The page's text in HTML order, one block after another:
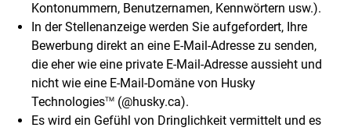
Kontonummern, Benutzernamen, Kennwörtern usw.).
In der Stellenanzeige werden Sie aufgefordert, Ihre
Bewerbung direkt an eine E-Mail-Adresse zu senden,
die eher wie eine private E-Mail-Adresse aussieht und
nicht wie eine E-Mail-Domäne von Husky
TechnologiesTM (@husky.ca).
Es wird ein Gefühl von Dringlichkeit vermittelt und es